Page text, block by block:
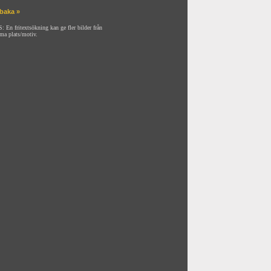
»
En fritextsökning kan ge fler bilder från
plats/motiv.